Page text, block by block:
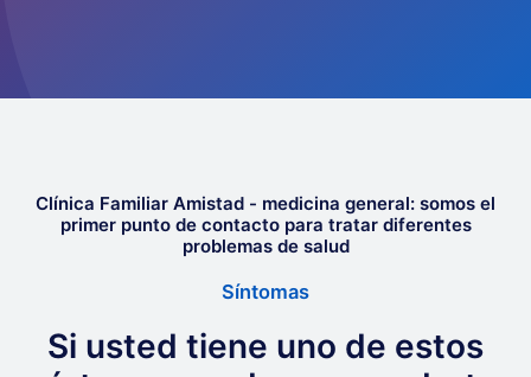
Clínica Familiar Amistad - medicina general: somos el
primer punto de contacto para tratar diferentes
problemas de salud
Síntomas
Si usted tiene uno de estos